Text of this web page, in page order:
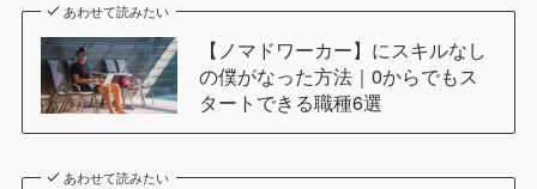
あわせて読みたい
【ノマドワーカー】にスキルなし
の僕がなった方法｜0からでもス
タートできる職種6選
あわせて読みたい